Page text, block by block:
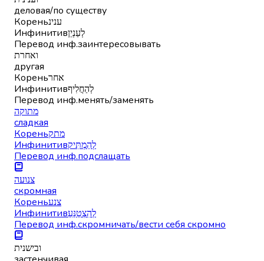
деловая/по существу
Кореньענינ
Инфинитивלְעַנְיֵן
Перевод инф.заинтересовывать
ואחרת
другая
Кореньאחר
Инфинитивלְהַחֲלִיף
Перевод инф.менять/заменять
מתוקה
сладкая
Кореньמתק
Инфинитивלְהַמְתִּיק
Перевод инф.подслащать
צנועה
скромная
Кореньצנע
Инфинитивלְהִצְטַנֵּעַ
Перевод инф.скромничать/вести себя скромно
ובישנית